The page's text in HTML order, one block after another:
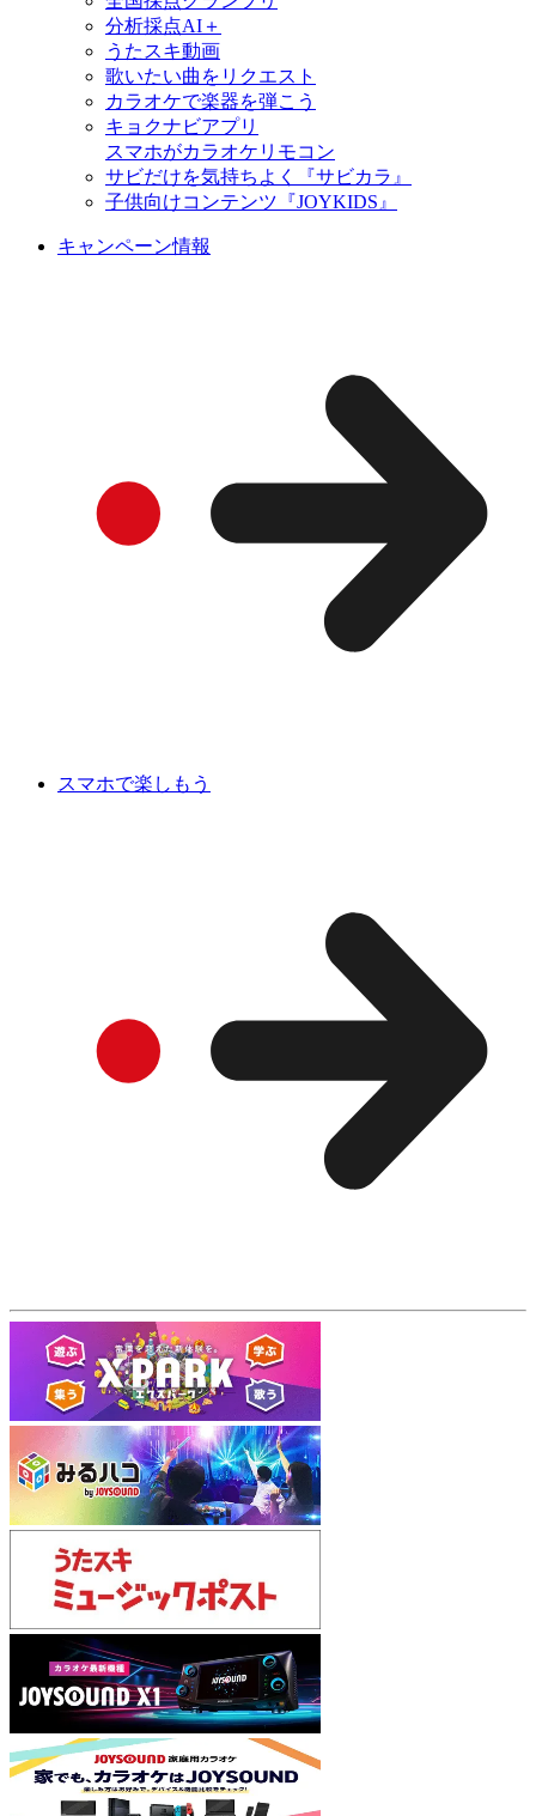
分析採点AI＋
うたスキ動画
歌いたい曲をリクエスト
カラオケで楽器を弾こう
キョクナビアプリ
スマホがカラオケリモコン
サビだけを気持ちよく『サビカラ』
子供向けコンテンツ『JOYKIDS』
キャンペーン情報
スマホで楽しもう